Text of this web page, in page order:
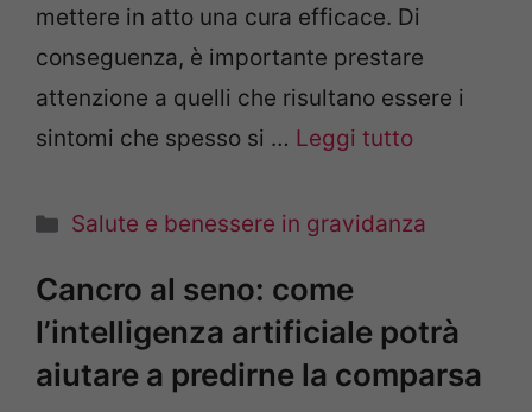
mettere in atto una cura efficace. Di
conseguenza, è importante prestare
attenzione a quelli che risultano essere i
sintomi che spesso si … Leggi tutto
Categorie
Salute e benessere in gravidanza
Cancro al seno: come
l’intelligenza artificiale potrà
aiutare a predirne la comparsa